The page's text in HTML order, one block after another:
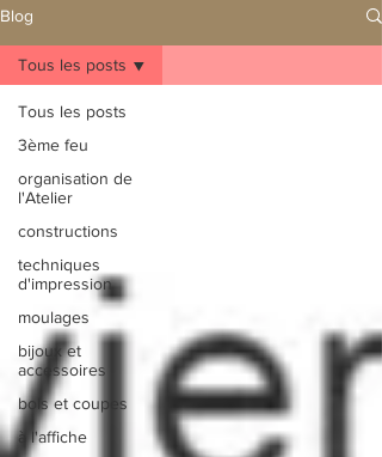
Blog
Tous les posts
3ème feu
organisation de
l'Atelier
constructions
techniques
d'impression
moulages
bijoux et
accessoires
bols et coupes
à l'affiche
Tous les posts